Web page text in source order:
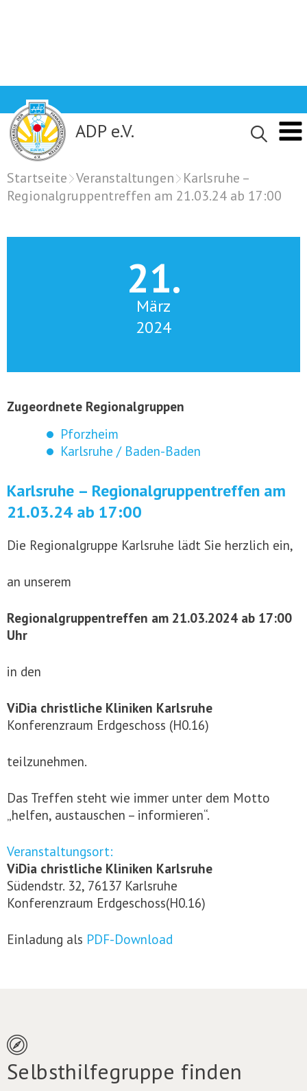
to
content
ADP e.V.
Startseite Veranstaltungen
Karlsruhe –
Regionalgruppentreffen am 21.03.24 ab 17:00
21.
März
2024
Zugeordnete Regionalgruppen
Pforzheim
Karlsruhe / Baden-Baden
Karlsruhe – Regionalgruppentreffen am
21.03.24 ab 17:00
Die Regionalgruppe Karlsruhe lädt Sie herzlich ein,
an unserem
Regionalgruppentreffen am 21.03.2024 ab 17:00
Uhr
in den
ViDia christliche Kliniken Karlsruhe
Konferenzraum Erdgeschoss (H0.16)
teilzunehmen.
Das Treffen steht wie immer unter dem Motto
„helfen, austauschen – informieren“.
Veranstaltungsort:
ViDia christliche Kliniken Karlsruhe
Südendstr. 32, 76137 Karlsruhe
Konferenzraum Erdgeschoss(H0.16)
Einladung als PDF-Download
Selbsthilfegruppe finden